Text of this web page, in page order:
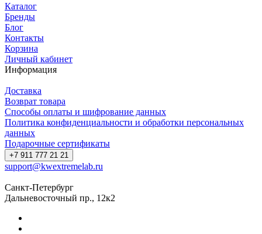
Каталог
Бренды
Блог
Контакты
Корзина
Личный кабинет
Информация
Доставка
Возврат товара
Способы оплаты и шифрование данных
Политика конфиденциальности и обработки персональных
данных
Подарочные сертификаты
+7 911 777 21 21
support@kwextremelab.ru
Санкт-Петербург
Дальневосточный пр., 12к2